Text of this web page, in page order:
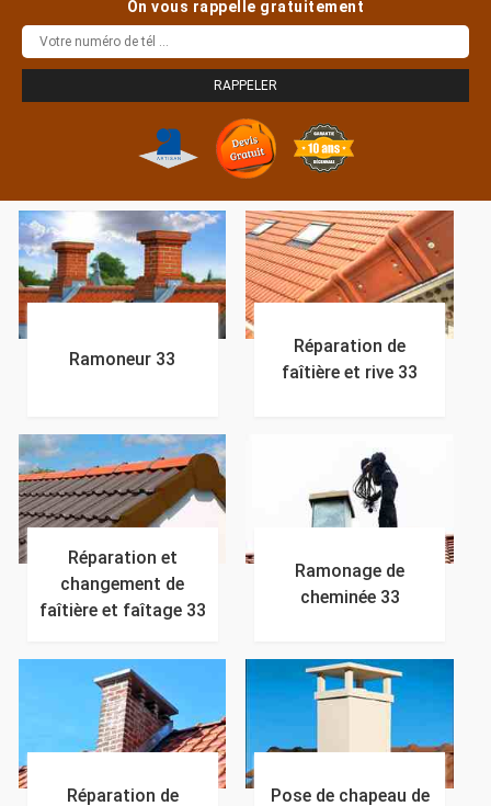
On vous rappelle gratuitement
Ramoneur 33
Réparation de
faîtière et rive 33
Réparation et
changement de
faîtière et faîtage 33
Ramonage de
cheminée 33
Réparation de
Pose de chapeau de